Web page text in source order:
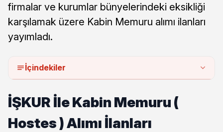
firmalar ve kurumlar bünyelerindeki eksikliği
karşılamak üzere Kabin Memuru alımı ilanları
yayımladı.
İçindekiler
İŞKUR İle Kabin Memuru (
Hostes ) Alımı İlanları